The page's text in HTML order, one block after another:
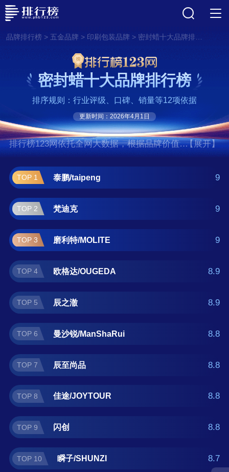
品牌排行榜> 五金品牌 > 印刷包装品牌 > 密封蜡十大品牌排行榜
密封蜡十大品牌排行榜
排序规则：行业评级、口碑、销量等12项依据
更新时间：2026年4月1日
排行榜123网依托全网大数据，根据品牌价值、
口碑评价等多项指数评选出了密封蜡十大品牌
排行榜,前十名分别是泰鹏/taipeng、梵迪克、
磨利特/MOLITE、欧格达/OUGEDA、辰之澈、
曼沙锐/ManShaRui、辰至尚品、佳
途/JOYTOUR、闪创、瞬子/SHUNZI。如果您
正在查找密封蜡什么牌子好？那么本密封蜡十
大品牌榜单可供您作为选购参考，我们致力于
用最真实的用户数据推荐口碑最好的密封蜡品
牌，让您选得放心。(榜单每月更新一次)
【展开】
TOP 1 泰鹏/taipeng 9
TOP 2 梵迪克 9
TOP 3 磨利特/MOLITE 9
TOP 4 欧格达/OUGEDA 8.9
TOP 5 辰之澈 8.9
TOP 6 曼沙锐/ManShaRui 8.8
TOP 7 辰至尚品 8.8
TOP 8 佳途/JOYTOUR 8.8
TOP 9 闪创 8.8
TOP 10 瞬子/SHUNZI 8.7